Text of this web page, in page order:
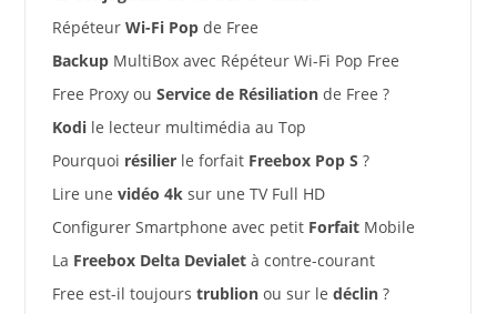
Répéteur Wi-Fi Popde Free
BackupMultiBox avec Répéteur Wi-Fi Pop Free
Free Proxy ou Service de Résiliationde Free ?
Kodile lecteur multimédia au Top
Pourquoi résilierle forfait Freebox Pop S ?
Lire une vidéo 4ksur une TV Full HD
Configurer Smartphone avec petit ForfaitMobile
La Freebox Delta Devialetà contre-courant
Free est-il toujours trublionou sur le déclin?